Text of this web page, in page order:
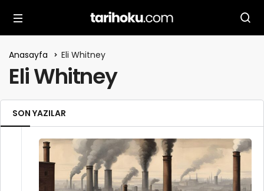
Anasayfa Eli Whitney
Eli Whitney
SON YAZILAR